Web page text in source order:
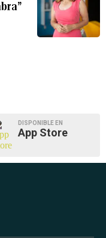
DISPONIBLE EN
App Store